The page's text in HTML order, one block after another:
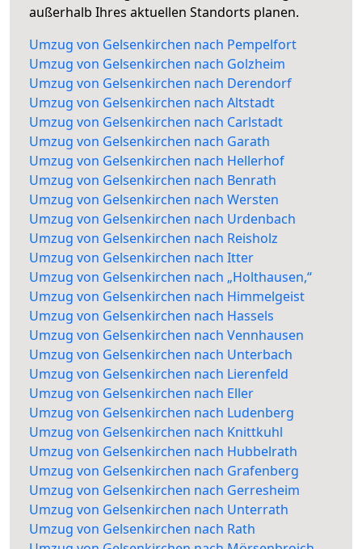
außerhalb Ihres aktuellen Standorts planen.
Umzug von Gelsenkirchen nach Pempelfort
Umzug von Gelsenkirchen nach Golzheim
Umzug von Gelsenkirchen nach Derendorf
Umzug von Gelsenkirchen nach Altstadt
Umzug von Gelsenkirchen nach Carlstadt
Umzug von Gelsenkirchen nach Garath
Umzug von Gelsenkirchen nach Hellerhof
Umzug von Gelsenkirchen nach Benrath
Umzug von Gelsenkirchen nach Wersten
Umzug von Gelsenkirchen nach Urdenbach
Umzug von Gelsenkirchen nach Reisholz
Umzug von Gelsenkirchen nach Itter
Umzug von Gelsenkirchen nach „Holthausen,“
Umzug von Gelsenkirchen nach Himmelgeist
Umzug von Gelsenkirchen nach Hassels
Umzug von Gelsenkirchen nach Vennhausen
Umzug von Gelsenkirchen nach Unterbach
Umzug von Gelsenkirchen nach Lierenfeld
Umzug von Gelsenkirchen nach Eller
Umzug von Gelsenkirchen nach Ludenberg
Umzug von Gelsenkirchen nach Knittkuhl
Umzug von Gelsenkirchen nach Hubbelrath
Umzug von Gelsenkirchen nach Grafenberg
Umzug von Gelsenkirchen nach Gerresheim
Umzug von Gelsenkirchen nach Unterrath
Umzug von Gelsenkirchen nach Rath